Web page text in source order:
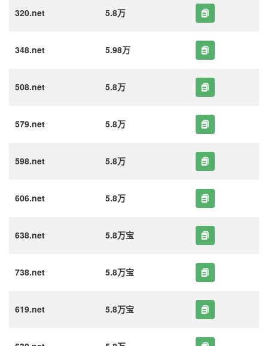
320.net 5.8万
348.net 5.98万
508.net 5.8万
579.net 5.8万
598.net 5.8万
606.net 5.8万
638.net 5.8万宝
738.net 5.8万宝
619.net 5.8万宝